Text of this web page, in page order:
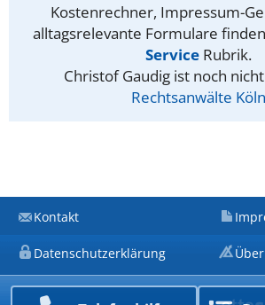
Kostenrechner, Impressum-
alltagsrelevante Formulare
Service Rubrik.
Christof Gaudig ist noch
Rechtsanwälte Köln
Kontakt
Datenschutzerklärung